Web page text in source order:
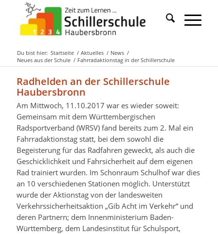
Du bist hier: Startseite / Aktuelles / News /
Neues aus der Schule / Fahrradaktionstag in der Schillerschule
Radhelden an der Schillerschule
Haubersbronn
Am Mittwoch, 11.10.2017 war es wieder soweit:
Gemeinsam mit dem Württembergischen
Radsportverband (WRSV) fand bereits zum 2. Mal ein
Fahrradaktionstag statt, bei dem sowohl die
Begeisterung für das Radfahren geweckt, als auch die
Geschicklichkeit und Fahrsicherheit auf dem eigenen
Rad trainiert wurden. Im Schonraum Schulhof war dies
an 10 verschiedenen Stationen möglich. Unterstützt
wurde der Aktionstag von der landesweiten
Verkehrssicherheitsaktion „Gib Acht im Verkehr“ und
deren Partnern; dem Innenministerium Baden-
Württemberg, dem Landesinstitut für Schulsport,